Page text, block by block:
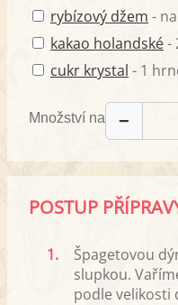
rybízový džem -
kakao holandské-
cukr krystal - 1
Množství na −
POSTUP
1.
Špagetovou
slupkou.
podle velikosti